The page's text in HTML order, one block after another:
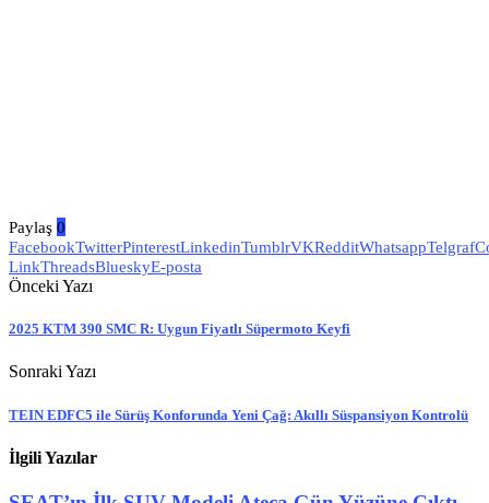
Paylaş 0
FacebookTwitterPinterestLinkedinTumblrVKRedditWhatsappTelgraf
LinkThreadsBlueskyE-posta
Önceki Yazı
2025 KTM 390 SMC R: Uygun Fiyatlı Süpermoto Keyfi
Sonraki Yazı
TEIN EDFC5 ile Sürüş Konforunda Yeni Çağ: Akıllı Süspansiyon Kontrolü
İlgili Yazılar